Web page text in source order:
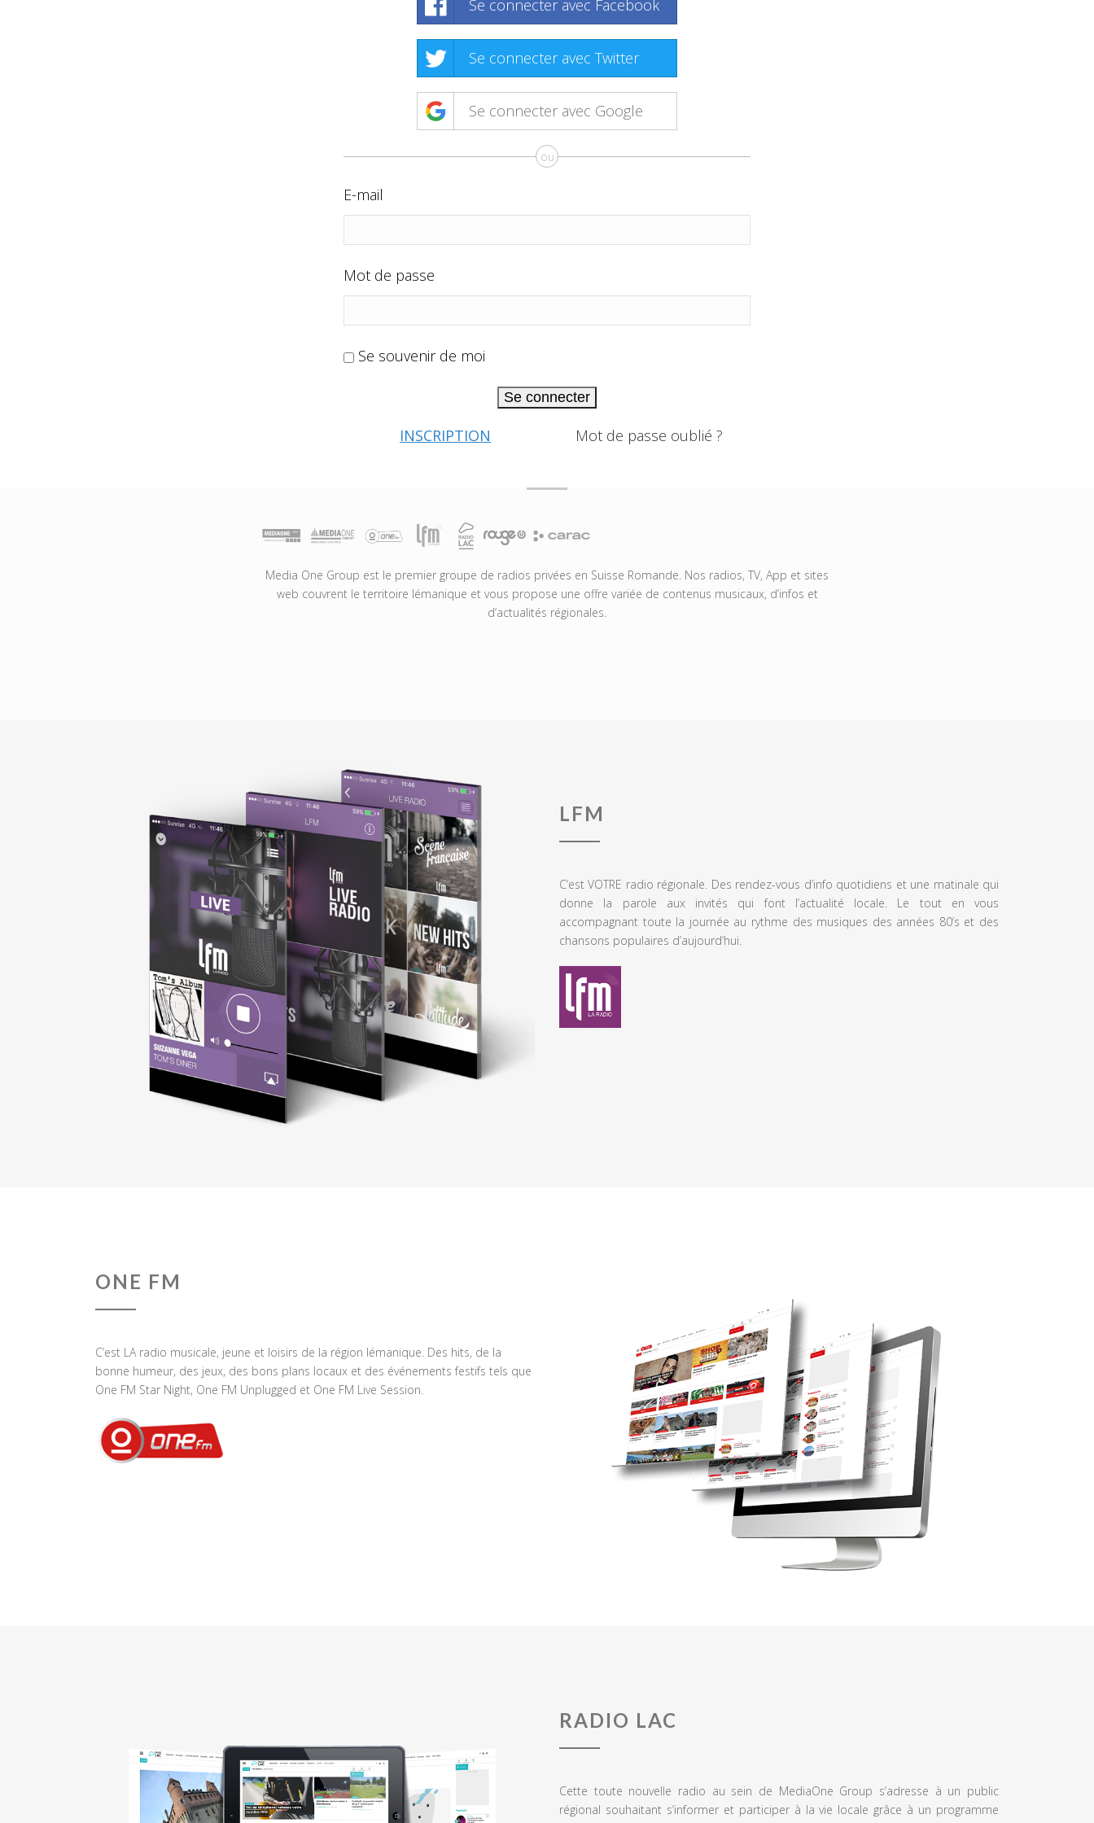
Se connecter avec Facebook
Se connecter avec Twitter
Se connecter avec Google
ou
E-mail
Mot de passe
Se souvenir de moi
Se connecter
INSCRIPTION Mot de passe oublié ?
Media One Group est le premier groupe de radios privées en Suisse Romande. Nos radios, TV, App et sites
web couvrent le territoire lémanique et vous propose une offre variée de contenus musicaux, d’infos et
d’actualités régionales.
LFM
C’est VOTRE radio régionale. Des rendez-vous d’info quotidiens et une matinale qui
donne la parole aux invités qui font l’actualité locale. Le tout en vous
accompagnant toute la journée au rythme des musiques des années 80’s et des
chansons populaires d’aujourd’hui.
ONE FM
C’est LA radio musicale, jeune et loisirs de la région lémanique. Des hits, de la
bonne humeur, des jeux, des bons plans locaux et des événements festifs tels que
One FM Star Night, One FM Unplugged et One FM Live Session.
RADIO LAC
Cette toute nouvelle radio au sein de MediaOne Group s’adresse à un public
régional souhaitant s’informer et participer à la vie locale grâce à un programme